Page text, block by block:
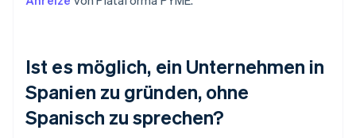
Ist es möglich, ein Unternehmen in
Spanien zu gründen, ohne
Spanisch zu sprechen?